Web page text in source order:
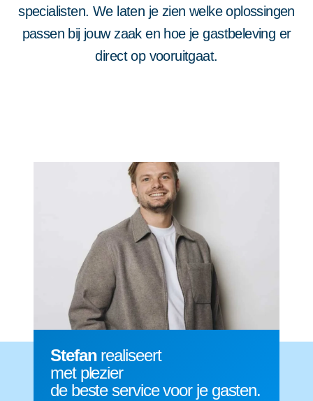
specialisten. We laten je zien welke oplossingen
passen bij jouw zaak en hoe je gastbeleving er
direct op vooruitgaat.
Stefanrealiseert
met plezier
de beste service voor je gasten.